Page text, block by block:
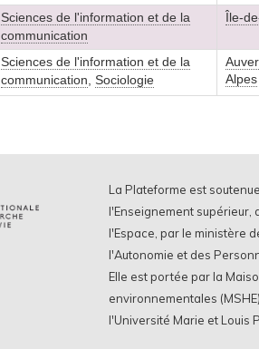
Sciences de l'information et de la
communication
Île-
Sciences de l'information et de la
communication Sociologie
Alpes
La Plateforme est
l'Enseignement supérieur,
l'Espace, par le ministère
l'Autonomie et des
Elle est portée par la
environnementales
l'Université Marie et Louis